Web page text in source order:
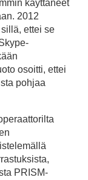
käyttäneet
2012
ettei se
osoitti, ettei
pohjaa
PRISM-